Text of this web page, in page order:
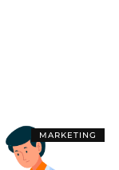
MARKETING